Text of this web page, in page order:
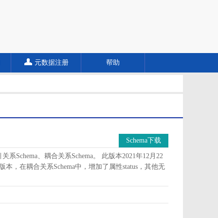
元数据注册 帮助
Schema下载
系Schema、耦合关系Schema。 此版本2021年12月22
本，在耦合关系Schema中，增加了属性status，其他无